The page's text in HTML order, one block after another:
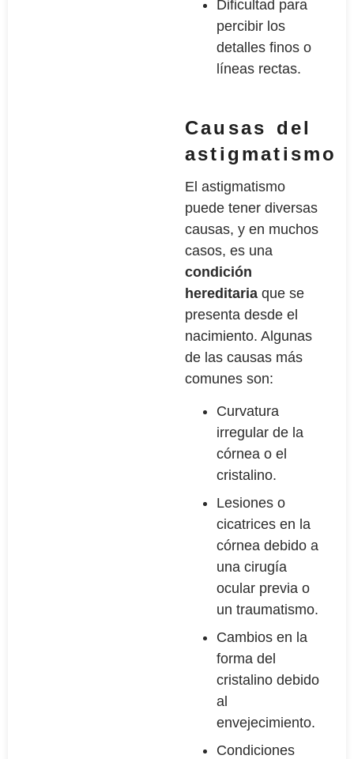
Dificultad para
percibir los
detalles finos o
líneas rectas.
Causas del
astigmatismo
El astigmatismo
puede tener diversas
causas, y en muchos
casos, es una
condición
hereditaria que se
presenta desde el
nacimiento. Algunas
de las causas más
comunes son:
Curvatura
irregular de la
córnea o el
cristalino.
Lesiones o
cicatrices en la
córnea debido a
una cirugía
ocular previa o
un traumatismo.
Cambios en la
forma del
cristalino debido
al
envejecimiento.
Condiciones